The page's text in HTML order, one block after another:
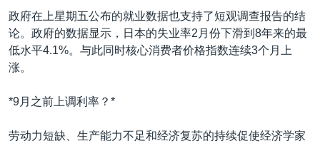
政府在上星期五公布的就业数据也支持了短观调查报告的结
论。政府的数据显示，日本的失业率2月份下滑到8年来的最
低水平4.1%。与此同时核心消费者价格指数连续3个月上
涨。
*9月之前上调利率？*
劳动力短缺、生产能力不足和经济复苏的持续促使经济学家